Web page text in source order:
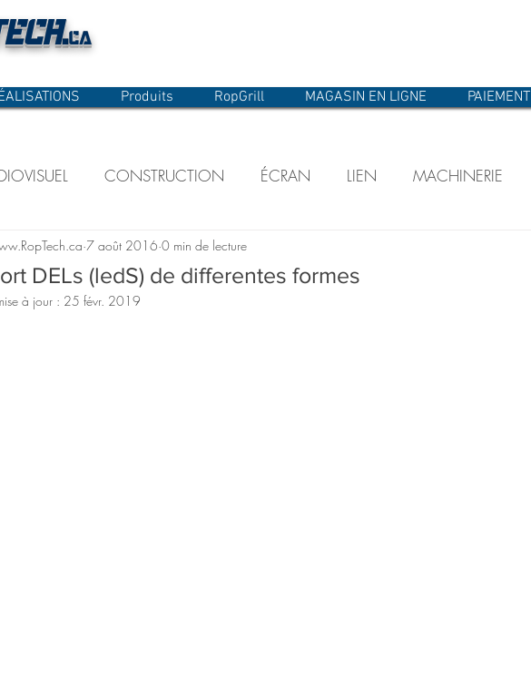
.ca
CONSTRUCTION ÉCRAN LIEN MACHINERIE
RIDEAUX POLICHINELLE
DELs (ledS) de differentes formes
7 août 2016 0 min de lecture
à jour : 25 févr. 2019
Produits RopGrill MAGASIN EN LIGNE PAIEMENT